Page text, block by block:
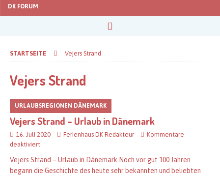
DK FORUM
STARTSEITE Vejers Strand
Vejers Strand
URLAUBSREGIONEN DÄNEMARK
Vejers Strand – Urlaub in Dänemark
16. Juli 2020 Ferienhaus DK Redakteur
Kommentare
deaktiviert
Vejers Strand – Urlaub in Dänemark Noch vor gut 100 Jahren
begann die Geschichte des heute sehr bekannten und beliebten